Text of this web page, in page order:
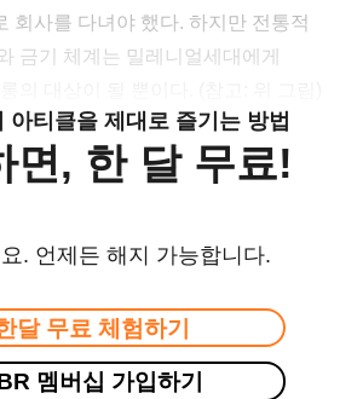
회사를 다녀야 했다. 하지만 전통적
금기 체계는 밀레니얼세대에게
아티클을 제대로 즐기는 방법
면, 한 달 무료!
. 언제든 해지 가능합니다.
달 무료 체험하기
멤버십 가입하기